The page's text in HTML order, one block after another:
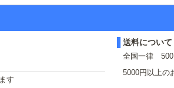
す
送料について
全国一律 500
5000円以上の